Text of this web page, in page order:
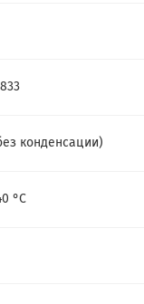
конденсации)
°С